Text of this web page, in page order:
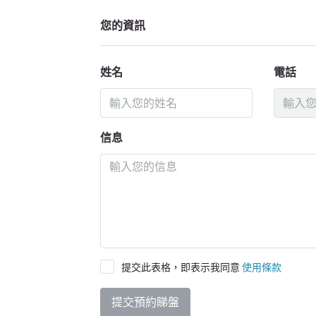
您的資訊
姓名 電話
信息
提交此表格，即表示我同意 使用條款
提交預約睇盤